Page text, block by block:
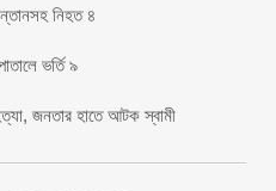
নিহত ৪
ভর্তি ৯
হত্যা, জনতার হাতে আটক স্বামী